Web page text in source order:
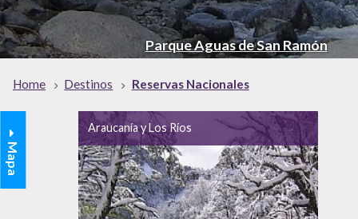
Parque Aguas de San Ramón
Home Destinos Reservas Nacionales
Mapa
Araucanía y Los Ríos